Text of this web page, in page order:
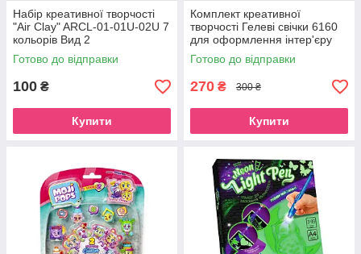
Набір креативної творчості
"Air Clay" ARCL-01-01U-02U 7
кольорів Вид 2
Готово до відправки
100 ₴
Купити
Комплект креативної
творчості Гелеві свічки 6160
для оформлення інтер'єру
GS-02-01
Готово до відправки
270 ₴ 300 ₴
Купити